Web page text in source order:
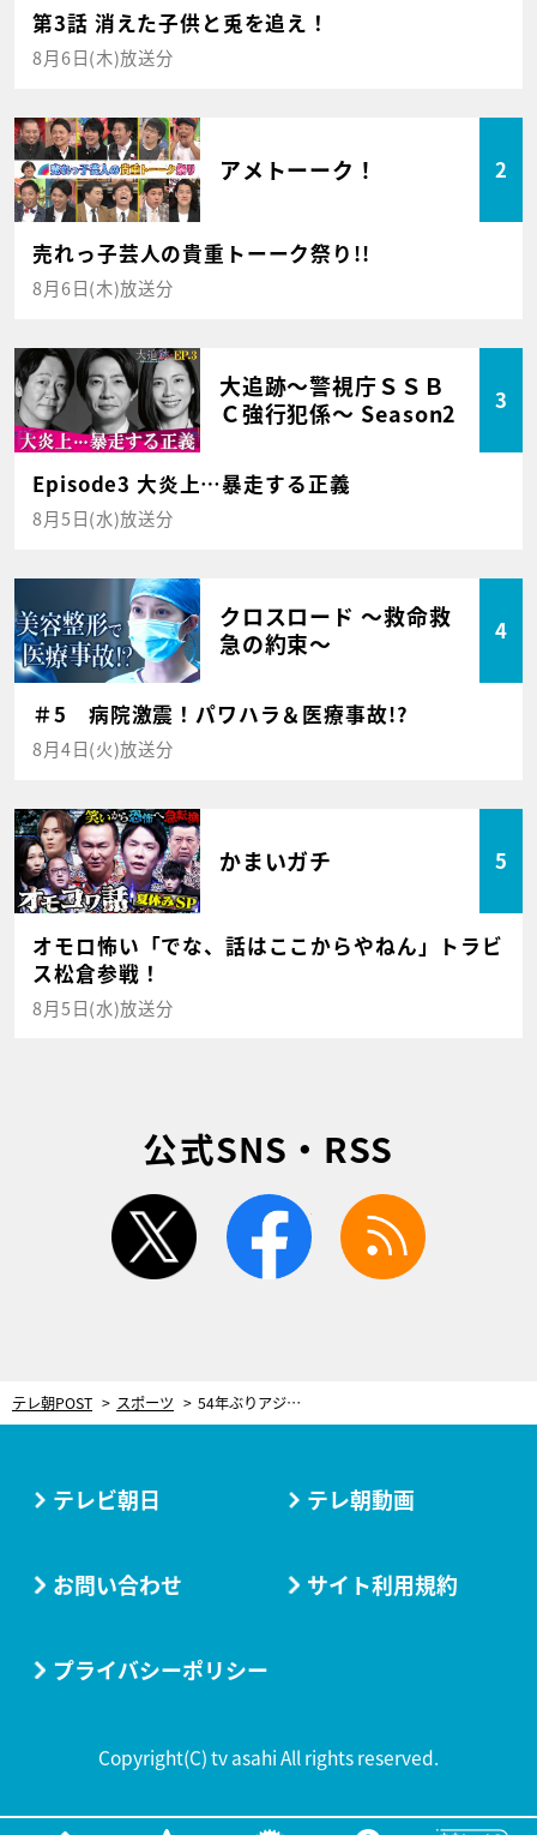
第3話 消えた子供と兎を追え！
8月6日(木)放送分
アメトーーク！ 2
売れっ子芸人の貴重トーーク祭り!!
8月6日(木)放送分
大追跡～警視庁ＳＳＢ
Ｃ強行犯係～ Season2
3
Episode3 大炎上…暴走する正義
8月5日(水)放送分
クロスロード ～救命救
急の約束～
4
＃5 病院激震！パワハラ＆医療事故!?
8月4日(火)放送分
かまいガチ 5
オモロ怖い「でな、話はここからやねん」トラビ
ス松倉参戦！
8月5日(水)放送分
公式SNS・RSS
twitter facebook
テレ朝POST スポーツ 54年ぶりアジア頂点へ！「そういう“ぶり”が好きです」バスケ日本代表HCトム・ホーバス、栗山英樹とSP対談
テレビ朝日 テレ朝動画
お問い合わせ サイト利用規約
プライバシーポリシー
Copyright(C) tv asahi All rights reserved.